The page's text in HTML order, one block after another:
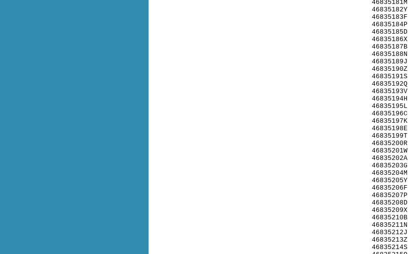
46835181M
46835182Y
46835183F
46835184P
46835185D
46835186X
46835187B
46835188N
46835189J
46835190Z
46835191S
46835192Q
46835193V
46835194H
46835195L
46835196C
46835197K
46835198E
46835199T
46835200R
46835201W
46835202A
46835203G
46835204M
46835205Y
46835206F
46835207P
46835208D
46835209X
46835210B
46835211N
46835212J
46835213Z
46835214S